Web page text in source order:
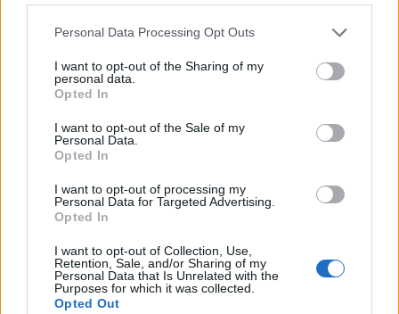
Please note that this website/app uses one or more Google
not limited to your visit or usage behaviour. You may click to
grant or deny consent to Google and its third-party tags to
use your data for below specified purposes in below Google
consent section.
Personal Data Processing Opt Outs
I want to opt-out of the Sharing of my
personal data.
Opted In
I want to opt-out of the Sale of my
Personal Data.
Opted In
I want to opt-out of processing my
Personal Data for Targeted Advertising.
Opted In
I want to opt-out of Collection, Use,
Retention, Sale, and/or Sharing of my
Personal Data that Is Unrelated with the
Purposes for which it was collected.
Opted Out
Puoi abbonarti asoli € 1,10 al mese
Sei già abbonato?
Puoi effettuare l'accesso andando nella
sezioneLogin
cliccandoqui
TEMI: Abitanti Olbia
Dati Demografici Olbia
Efficienza Energetica Olbia
Istat Olbia
Notizia Olbia